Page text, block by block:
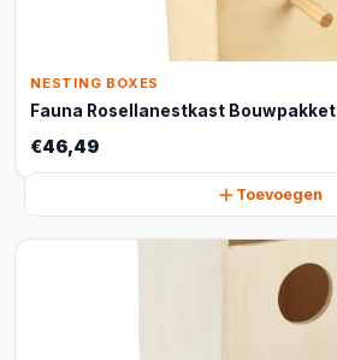
NESTING BOXES
Fauna Rosellanestkast Bouwpakket
€46,49
Toevoegen